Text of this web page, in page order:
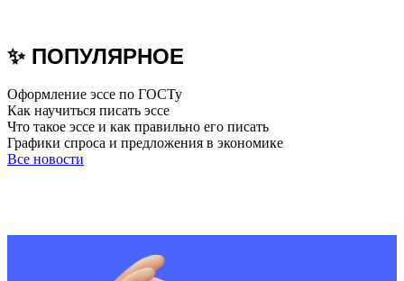
✨ ПОПУЛЯРНОЕ
Оформление эссе по ГОСТу
Как научиться писать эссе
Что такое эссе и как правильно его писать
Графики спроса и предложения в экономике
Все новости